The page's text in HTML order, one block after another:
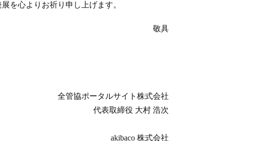
を心よりお祈り申し上げます。
敬具
全管協ポータルサイト株式会社
代表取締役 大村 浩次
akibaco 株式会社